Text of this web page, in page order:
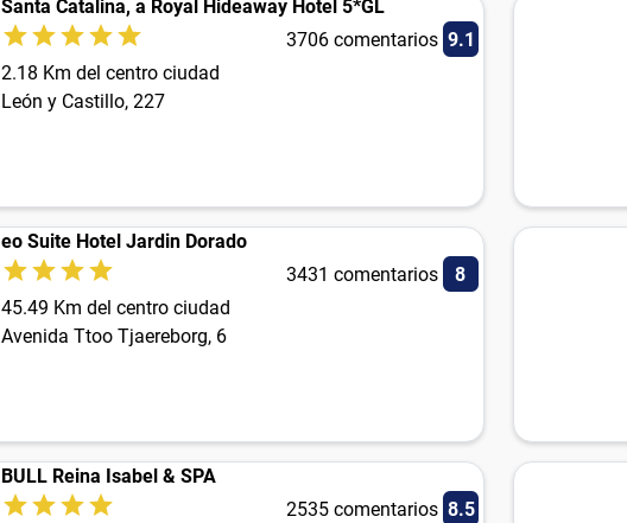
Santa Catalina, a Royal Hideaway Hotel 5*GL
3706 comentarios 9.1
2.18 Km del centro ciudad
León y Castillo, 227
eo Suite Hotel Jardin Dorado
3431 comentarios
8
45.49 Km del centro ciudad
Avenida Ttoo Tjaereborg, 6
BULL Reina Isabel & SPA
2535 comentarios 8.5